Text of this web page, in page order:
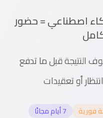
اصطناعي = حضور
أو تعقيدات
فورية 7 أيام مجانًا